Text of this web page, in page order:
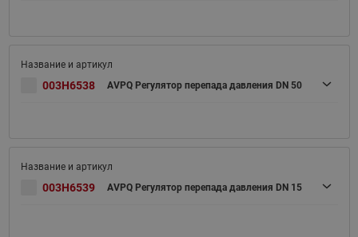
003H6538 AVPQ Регулятор перепада давления DN 50
003H6539 AVPQ Регулятор перепада давления DN 15